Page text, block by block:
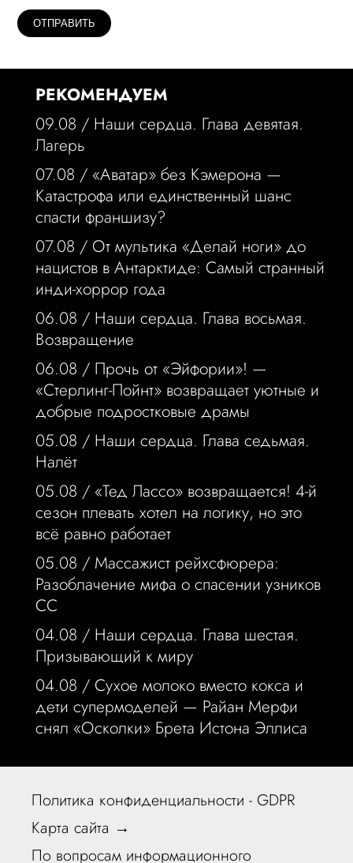
РЕКОМЕНДУЕМ
09.08 / Наши сердца. Глава девятая.
Лагерь
07.08 / «Аватар» без Кэмерона —
Катастрофа или единственный шанс
спасти франшизу?
07.08 / От мультика «Делай ноги» до
нацистов в Антарктиде: Самый странный
инди-хоррор года
06.08 / Наши сердца. Глава восьмая.
Возвращение
06.08 / Прочь от «Эйфории»! —
«Стерлинг-Пойнт» возвращает уютные и
добрые подростковые драмы
05.08 / Наши сердца. Глава седьмая.
Налёт
05.08 / «Тед Лассо» возвращается! 4-й
сезон плевать хотел на логику, но это
всё равно работает
05.08 / Массажист рейхсфюрера:
Разоблачение мифа о спасении узников
СС
04.08 / Наши сердца. Глава шестая.
Призывающий к миру
04.08 / Сухое молоко вместо кокса и
дети супермоделей — Райан Мерфи
снял «Осколки» Брета Истона Эллиса
Политика конфиденциальности - GDPR
Карта сайта →
По вопросам информационного